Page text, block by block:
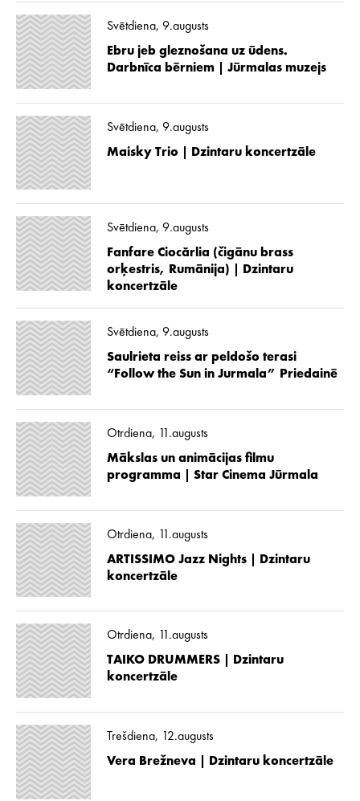
Svētdiena, 9.augusts
Ebru jeb gleznošana uz ūdens.
Darbnīca bērniem | Jūrmalas muzejs
Svētdiena, 9.augusts
Maisky Trio | Dzintaru koncertzāle
Svētdiena, 9.augusts
Fanfare Ciocărlia (čigānu brass
orķestris, Rumānija) | Dzintaru
koncertzāle
Svētdiena, 9.augusts
Saulrieta reiss ar peldošo terasi
“Follow the Sun in Jurmala” Priedainē
Otrdiena, 11.augusts
Mākslas un animācijas filmu
programma | Star Cinema Jūrmala
Otrdiena, 11.augusts
ARTISSIMO Jazz Nights | Dzintaru
koncertzāle
Otrdiena, 11.augusts
TAIKO DRUMMERS | Dzintaru
koncertzāle
Trešdiena, 12.augusts
Vera Brežneva | Dzintaru koncertzāle